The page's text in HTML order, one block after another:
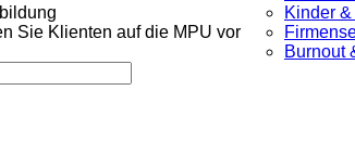
Sie Klienten auf die MPU vor
Kinder
Burnout